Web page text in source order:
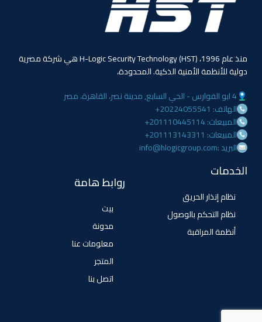
منذ عام 1996، (HST) H-Logic Security Technology هي شركة مصرية
دولية للأنظمة الأمنية الذكية. المحدودة،
4 ابو الفوارس - الحي السابع, مدينة نصر، القاهرة، مصر
الهاتف: 20224055541+
المبيعات: 201110445114+
المبيعات: 201113143311+
البريد :info@hlogicgroup.com
الخدمات
نظام إنذار الحريق
نظام التحكم بالوصول
أنظمة المراقبة
روابط هامة
بيت
مدونة
معلومات عنا
المتجر
اتصل بنا
تابعنا